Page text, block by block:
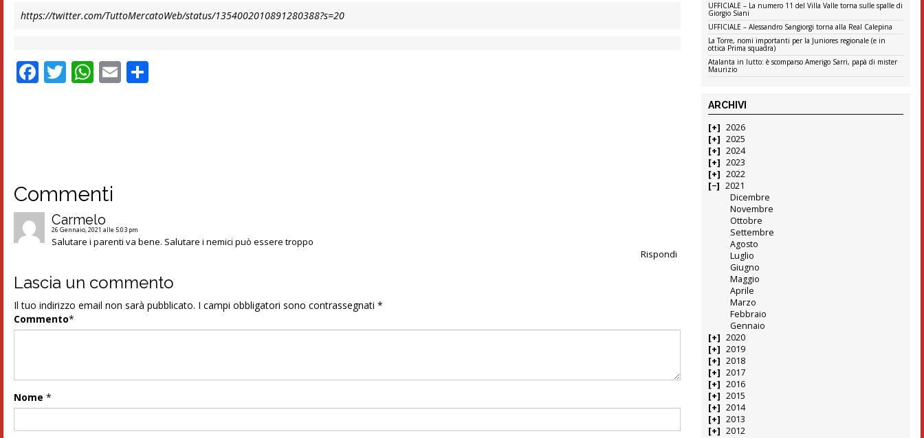
https://twitter.com/TuttoMercatoWeb/status/1354002010891280388?s=20
Facebook
Twitter
WhatsApp
Email
Commenti
Carmelo
26 Gennaio, 2021 alle 5:03 pm
Salutare i parenti va bene. Salutare i nemici può essere troppo
Rispondi
Lascia un commento
Il tuo indirizzo email non sarà pubblicato. I campi obbligatori sono contrassegnati*
Commento*
Nome *
UFFICIALE – La numero 11 del Villa Valle torna sulle spalle di
Giorgio Siani
UFFICIALE – Alessandro Sangiorgi torna alla Real Calepina
La Torre, nomi importanti per la Juniores regionale (e in
ottica Prima squadra)
Atalanta in lutto: è scomparso Amerigo Sarri, papà di mister
Maurizio
ARCHIVI
2026
2025
2024
2023
2022
2021
Dicembre
Novembre
Ottobre
Settembre
Agosto
Luglio
Giugno
Maggio
Aprile
Marzo
Febbraio
Gennaio
2020
2019
2018
2017
2016
2015
2014
2013
2012